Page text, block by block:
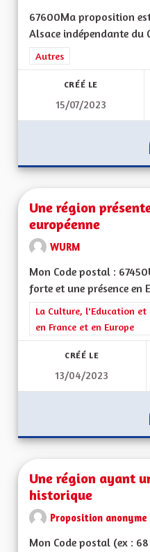
67600Ma proposition
Alsace indépendante du
Filtrer les résultats de la
Autres
CRÉÉ LE
15/07/2023
Une région
européenne
WURM
Mon Code postal :
forte et une présence en
Filtrer les résultats de la
La Culture, l'Education
en France et en Europe
CRÉÉ LE
13/04/2023
Une région ayant
historique
Proposition anonyme
Mon Code postal (ex :